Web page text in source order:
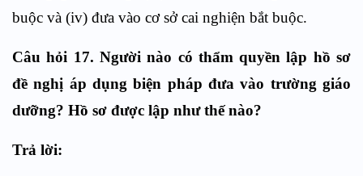
buộc và (iv) đưa vào cơ sở cai nghiện bắt buộc.
Câu hỏi 17. Người nào có thẩm quyền lập hồ sơ
đề nghị áp dụng biện pháp đưa vào trường giáo
dưỡng? Hồ sơ được lập như thế nào?
Trả lời: